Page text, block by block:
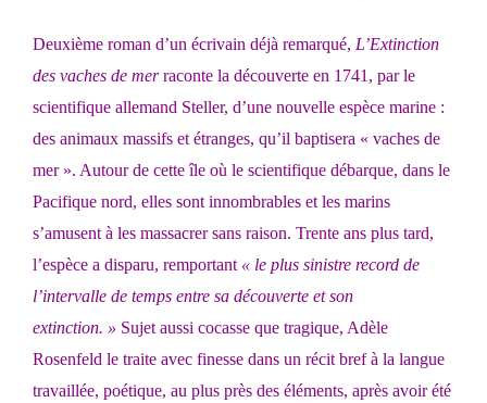
Deuxième roman d’un écrivain déjà remarqué, L’Extinction
des vaches de merraconte la découverte en 1741, par le
scientifique allemand Steller, d’une nouvelle espèce marine :
des animaux massifs et étranges, qu’il baptisera « vaches de
mer ». Autour de cette île où le scientifique débarque, dans le
Pacifique nord, elles sont innombrables et les marins
s’amusent à les massacrer sans raison. Trente ans plus tard,
l’espèce a disparu, remportant « le plus sinistre record de
l’intervalle de temps entre sa découverte et son
extinction. » Sujet aussi cocasse que tragique, Adèle
Rosenfeld le traite avec finesse dans un récit bref à la langue
travaillée, poétique, au plus près des éléments, après avoir été